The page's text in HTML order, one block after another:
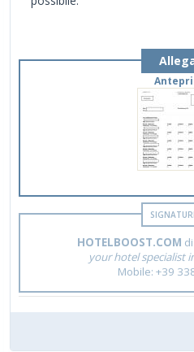
HOTELBOOST.COM
your hotel specialist
Mobile: +39